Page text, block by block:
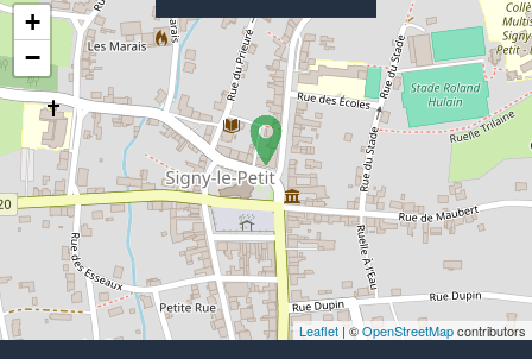
+
−
Leaflet | ©OpenStreetMapcontributors